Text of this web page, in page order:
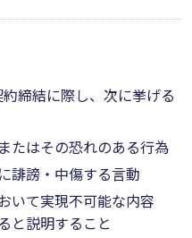
締結に際し、次に挙げる
たはその恐れのある行為
誹謗・中傷する言動
いて実現不可能な内容
と説明すること